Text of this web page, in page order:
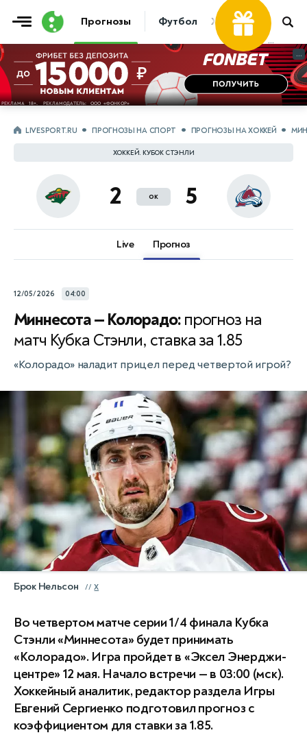
Прогнозы Футбол Хоккей Теннис
Фрибет
...
...
LIVESPORT.RU ПРОГНОЗЫ НА СПОРТ ПРОГНОЗЫ НА ХОККЕЙ
ХОККЕЙ. КУБОК СТЭНЛИ
2 ок 5
Live Прогноз
12/05/2026 04:00
Миннесота — Колорадо: прогноз на
матч Кубка Стэнли, ставка за 1.85
«Колорадо» наладит прицел перед четвертой игрой?
Брок Нельсон X
Во четвертом матче серии 1/4 финала Кубка
Стэнли «Миннесота» будет принимать
«Колорадо». Игра пройдет в «Эксел Энерджи-
центре» 12 мая. Начало встречи — в 03:00 (мск).
Хоккейный аналитик, редактор раздела Игры
Евгений Сергиенко подготовил прогноз с
коэффициентом для ставки за 1.85.